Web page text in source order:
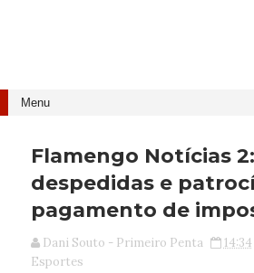
Flamengo Notícias
despedidas e
pagamento de
Dani Souto - Primeiro Penta 14:34
Esportes